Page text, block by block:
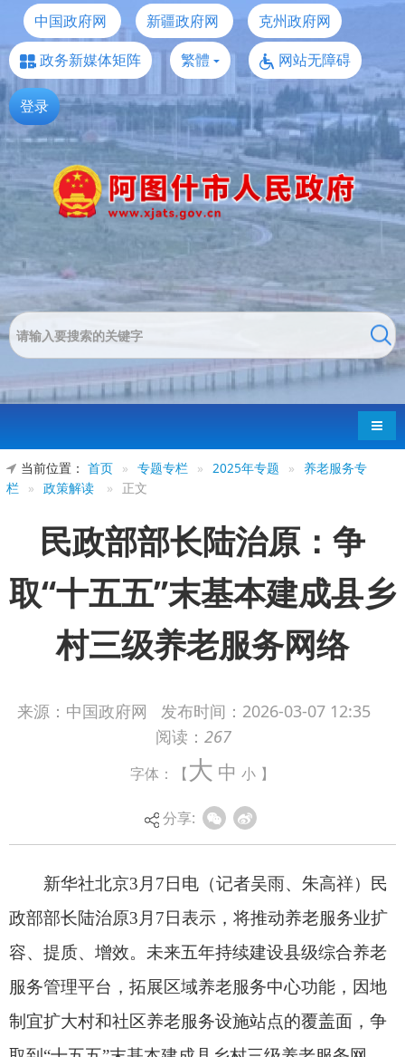
中国政府网 新疆政府网
克州政府网
政务新媒体矩阵
繁體 网站无障碍
登录
导航
当前位置： 首页 » 专题专栏 » 2025年专题 »
养老服务专
栏 » 政策解读 » 正文
民政部部长陆治原：争
取“十五五”末基本建成县乡
村三级养老服务网络
来源：中国政府网 发布时间： 2026-03-07 12:35
阅读： 267
字体：【大 中 小 】
分享:
新华社北京3月7日电（记者吴雨、朱高祥）民
政部部长陆治原3月7日表示，将推动养老服务业扩
服务管理平台，拓展区域养老服务中心功能，因地
取到“十五五”末基本建成县乡村三级养老服务网
络。
民生主题记者会上作出上述表示。
一半以上乡镇（街道）建成区域养老服务中
心，在城市建设嵌入式社区养老服务中心，在农村
建设邻里互助点、农村幸福院……陆治原介绍，我